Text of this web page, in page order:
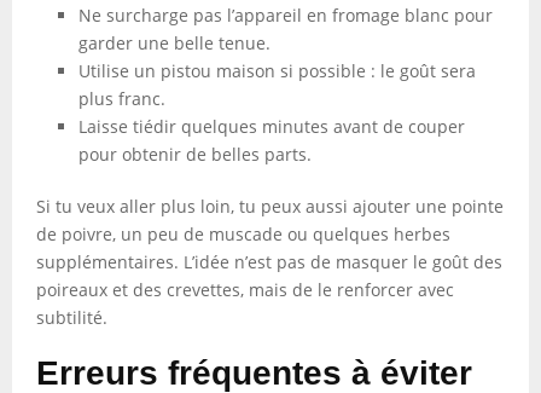
Ne surcharge pas l’appareil en fromage blanc pour
garder une belle tenue.
Utilise un pistou maison si possible : le goût sera
plus franc.
Laisse tiédir quelques minutes avant de couper
pour obtenir de belles parts.
Si tu veux aller plus loin, tu peux aussi ajouter une pointe
de poivre, un peu de muscade ou quelques herbes
supplémentaires. L’idée n’est pas de masquer le goût des
poireaux et des crevettes, mais de le renforcer avec
subtilité.
Erreurs fréquentes à éviter